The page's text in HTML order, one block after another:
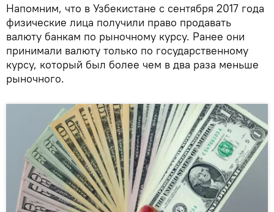
Напомним, что в Узбекистане с сентября 2017 года
физические лица получили право продавать
валюту банкам по рыночному курсу. Ранее они
принимали валюту только по государственному
курсу, который был более чем в два раза меньше
рыночного.